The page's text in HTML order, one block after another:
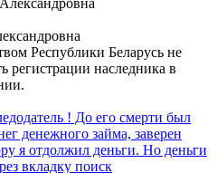
Республики Беларусь не
регистрации наследника в
! До его смерти был
денежного займа, заверен
я отдолжил деньги. Но деньги
вкладку поиск